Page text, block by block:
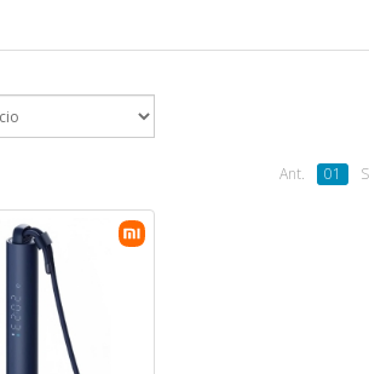
Ant. 01